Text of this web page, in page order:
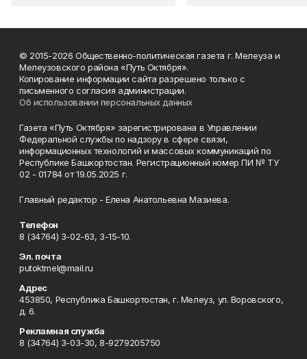
© 2015-2026 Общественно-политическая газета г. Мелеуза и
Мелеузовского района «Путь Октября».
Копирование информации сайта разрешено только с
письменного согласия администрации.
Об использовании персональных данных
Газета «Путь Октября» зарегистрирована в Управлении
Федеральной службы по надзору в сфере связи,
информационных технологий и массовых коммуникаций по
Республике Башкортостан. Регистрационный номер ПИ № ТУ
02 - 01784 от 19.05.2025 г.
Главный редактор - Елена Анатольевна Мазиева.
Телефон
8 (34764) 3-02-63, 3-15-10.
Эл. почта
putoktmel@mail.ru
Адрес
453850, Республика Башкортостан, г. Мелеуз, ул. Воровского,
д. 6.
Рекламная служба
8 (34764) 3-03-30, 8-9279205750